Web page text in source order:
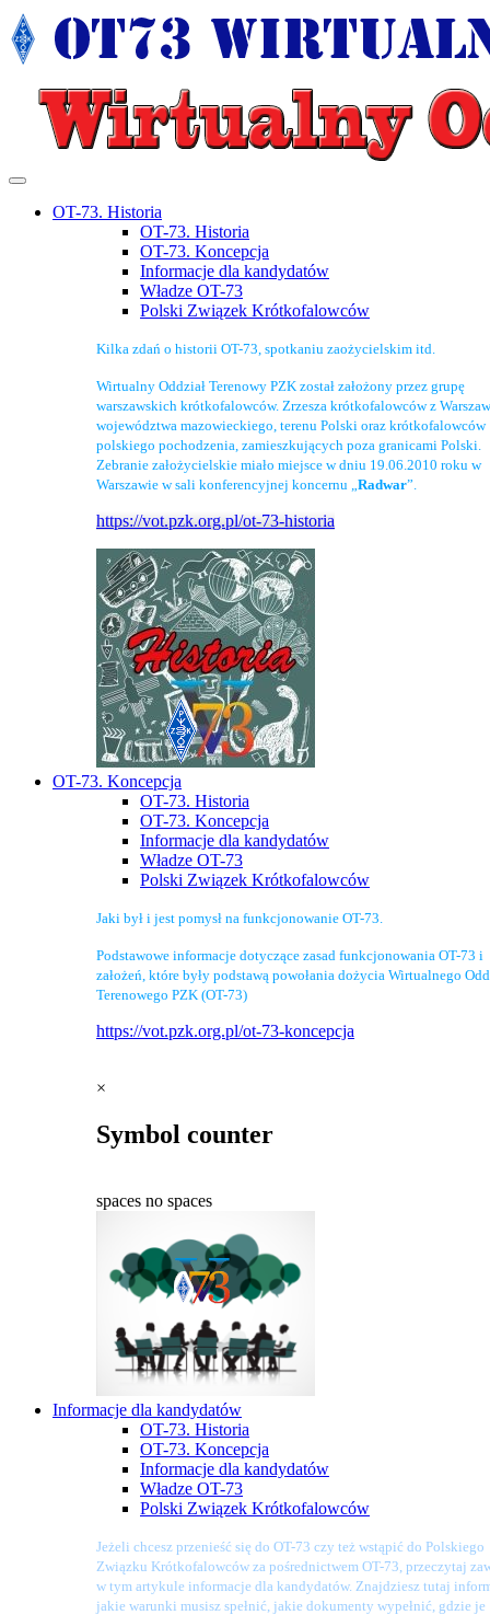
OT-73. Historia
OT-73. Historia
OT-73. Koncepcja
Informacje dla kandydatów
Władze OT-73
Polski Związek Krótkofalowców
Kilka zdań o historii OT-73, spotkaniu zaożycielskim itd.
Wirtualny Oddział Terenowy PZK został założony przez grupę
warszawskich krótkofalowców. Zrzesza krótkofalowców z
województwa mazowieckiego, terenu Polski oraz krótkofalowców
polskiego pochodzenia, zamieszkujących poza granicami Polski.
Zebranie założycielskie miało miejsce w dniu 19.06.2010 roku w
Warszawie w sali konferencyjnej koncernu „Radwar”.
https://vot.pzk.org.pl/ot-73-historia
OT-73. Koncepcja
OT-73. Historia
OT-73. Koncepcja
Informacje dla kandydatów
Władze OT-73
Polski Związek Krótkofalowców
Jaki był i jest pomysł na funkcjonowanie OT-73.
Podstawowe informacje dotyczące zasad funkcjonowania OT-73 i
założeń, które były podstawą powołania dożycia Wirtualnego
Terenowego PZK (OT-73)
https://vot.pzk.org.pl/ot-73-koncepcja
×
Symbol counter
spaces no spaces
Informacje dla kandydatów
OT-73. Historia
OT-73. Koncepcja
Informacje dla kandydatów
Władze OT-73
Polski Związek Krótkofalowców
Jeżeli chcesz przenieść się do OT-73 czy też wstąpić do Polskiego
Związku Krótkofalowców za pośrednictwem OT-73, przeczytaj
w tym artykule informacje dla kandydatów. Znajdziesz tutaj
jakie warunki musisz spełnić, jakie dokumenty wypełnić, gdzie je